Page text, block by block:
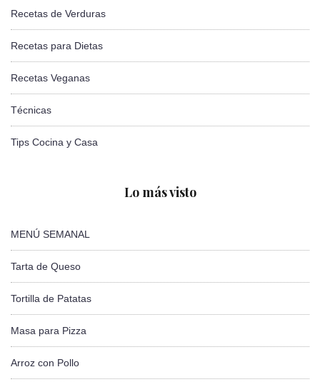
Recetas de Verduras
Recetas para Dietas
Recetas Veganas
Técnicas
Tips Cocina y Casa
Lo más visto
MENÚ SEMANAL
Tarta de Queso
Tortilla de Patatas
Masa para Pizza
Arroz con Pollo